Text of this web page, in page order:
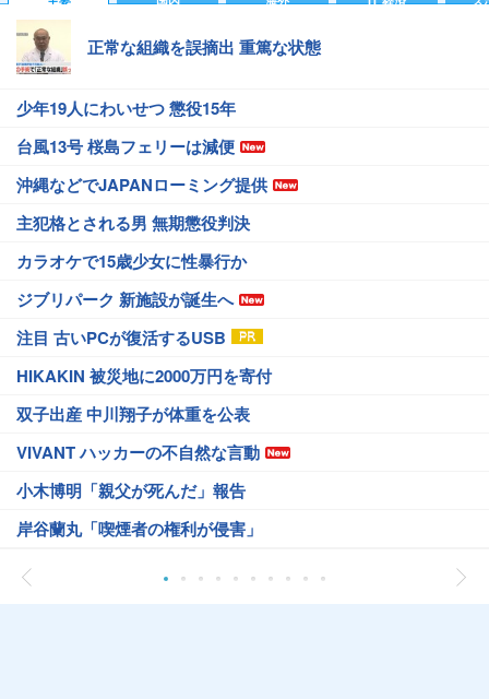
正常な組織を誤摘出 重篤な状態
少年19人にわいせつ 懲役15年
台風13号 桜島フェリーは減便
沖縄などでJAPANローミング提供
主犯格とされる男 無期懲役判決
カラオケで15歳少女に性暴行か
ジブリパーク 新施設が誕生へ
注目 古いPCが復活するUSB
HIKAKIN 被災地に2000万円を寄付
双子出産 中川翔子が体重を公表
VIVANT ハッカーの不自然な言動
小木博明「親父が死んだ」報告
岸谷蘭丸「喫煙者の権利が侵害」